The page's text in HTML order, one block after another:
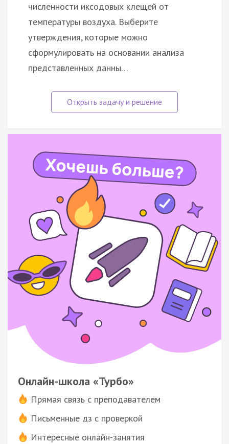
численности иксодовых клещей от
температуры воздуха. Выберите
утверждения, которые можно
сформулировать на основании анализа
представленных данны…
Онлайн-школа «Турбо»
Прямая связь с преподавателем
Письменные дз с проверкой
Интересные онлайн-занятия